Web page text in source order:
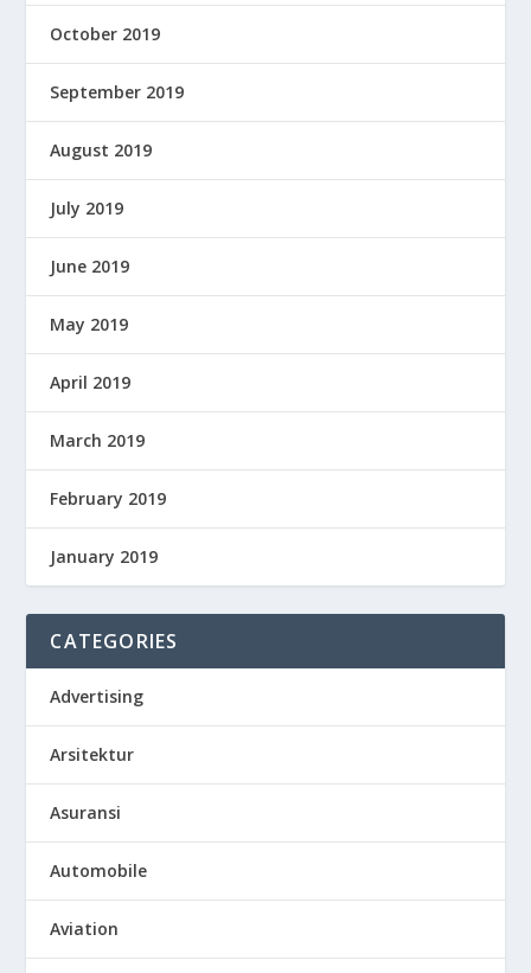
October 2019
September 2019
August 2019
July 2019
June 2019
May 2019
April 2019
March 2019
February 2019
January 2019
CATEGORIES
Advertising
Arsitektur
Asuransi
Automobile
Aviation